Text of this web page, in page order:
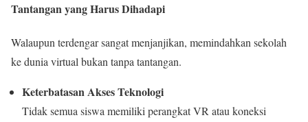
Tantangan yang Harus Dihadapi
Walaupun terdengar sangat menjanjikan, memindahkan sekolah
ke dunia virtual bukan tanpa tantangan.
Keterbatasan Akses Teknologi
Tidak semua siswa memiliki perangkat VR atau koneksi